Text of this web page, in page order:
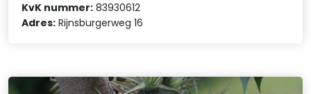
KvK nummer: 83930612
Adres: Rijnsburgerweg 16